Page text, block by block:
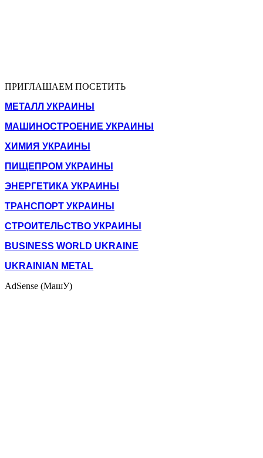
ПРИГЛАШАЕМ ПОСЕТИТЬ
МЕТАЛЛ УКРАИНЫ
МАШИНОСТРОЕНИЕ УКРАИНЫ
ХИМИЯ УКРАИНЫ
ПИЩЕПРОМ УКРАИНЫ
ЭНЕРГЕТИКА УКРАИНЫ
ТРАНСПОРТ УКРАИНЫ
СТРОИТЕЛЬСТВО УКРАИНЫ
BUSINESS WORLD UKRAINE
UKRAINIAN METAL
AdSense (МашУ)